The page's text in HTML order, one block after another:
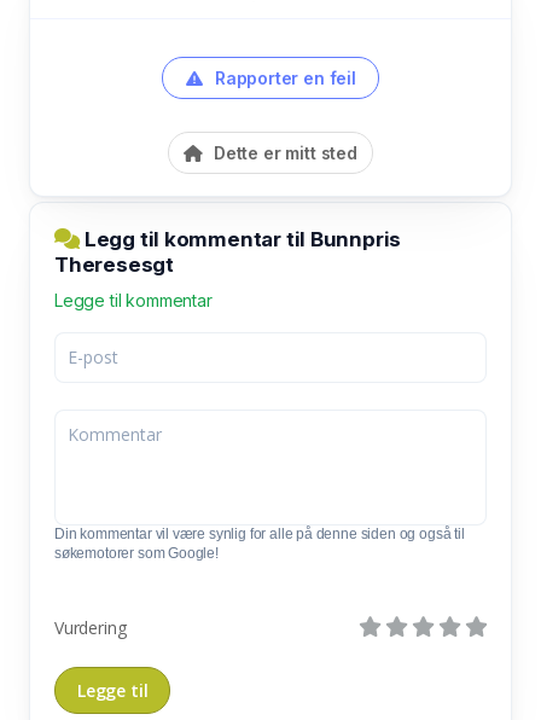
Rapporter en feil
Dette er mitt sted
Legg til kommentar til Bunnpris
Theresesgt
Legge til kommentar
Din kommentar vil være synlig for alle på denne siden og også til
søkemotorer som Google!
Vurdering